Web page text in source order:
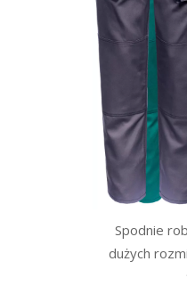
Spodnie
dużych